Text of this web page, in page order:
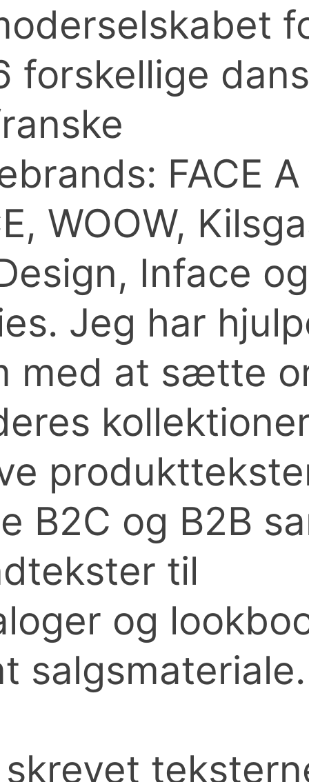
forskellige
FACE A
WOOW,
Inface og
Jeg har
med at sætte
B2C og B2B
til
og
salgsmateriale.